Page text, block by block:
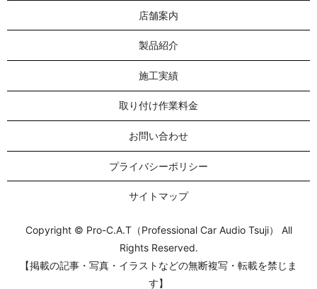
店舗案内
製品紹介
施工実績
取り付け作業料金
お問い合わせ
プライバシーポリシー
サイトマップ
Copyright © Pro-C.A.T（Professional Car Audio Tsuji） All
Rights Reserved.
【掲載の記事・写真・イラストなどの無断複写・転載を禁じま
す】